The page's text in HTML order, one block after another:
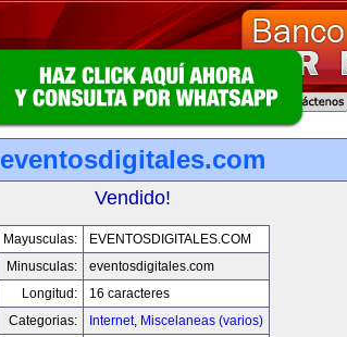
eventosdigitales.com
Vendido!
Mayusculas:
EVENTOSDIGITALES.COM
Minusculas:
eventosdigitales.com
Longitud:
16 caracteres
Categorias:
Internet, Miscelaneas (varios)